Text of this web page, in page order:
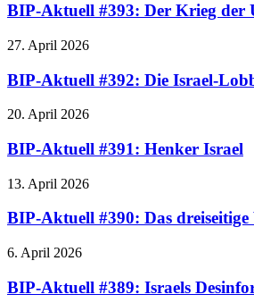
BIP-Aktuell #393: Der Krieg der
27. April 2026
BIP-Aktuell #392: Die Israel-
20. April 2026
BIP-Aktuell #391: Henker Israel
13. April 2026
BIP-Aktuell #390: Das
6. April 2026
BIP-Aktuell #389: Israels